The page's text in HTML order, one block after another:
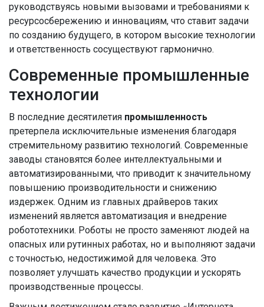
руководствуясь новыми вызовами и требованиями к
ресурсосбережению и инновациям, что ставит задачи
по созданию будущего, в котором высокие технологии
и ответственность сосуществуют гармонично.
Современные промышленные
технологии
В последние десятилетия промышленность
претерпела исключительные изменения благодаря
стремительному развитию технологий. Современные
заводы становятся более интеллектуальными и
автоматизированными, что приводит к значительному
повышению производительности и снижению
издержек. Одним из главных драйверов таких
изменений является автоматизация и внедрение
робототехники. Роботы не просто заменяют людей на
опасных или рутинных работах, но и выполняют задачи
с точностью, недостижимой для человека. Это
позволяет улучшать качество продукции и ускорять
производственные процессы.